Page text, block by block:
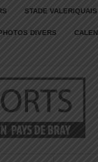
STADE
DIVERS